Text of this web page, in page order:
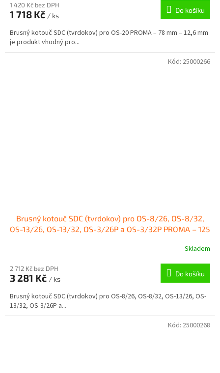
1 420 Kč bez DPH
1 718 Kč / ks
Do košíku
Brusný kotouč SDC (tvrdokov) pro OS-20 PROMA – 78 mm – 12,6 mm
je produkt vhodný pro...
Brusný kotouč SDC (tvrdokov) pro OS-8/26, OS-8/32,
OS-13/26, OS-13/32, OS-3/26P a OS-3/32P PROMA – 125
Skladem
2 712 Kč bez DPH
3 281 Kč / ks
Do košíku
Brusný kotouč SDC (tvrdokov) pro OS-8/26, OS-8/32, OS-13/26, OS-
13/32, OS-3/26P a...
Kód: 25000266
Kód: 25000268